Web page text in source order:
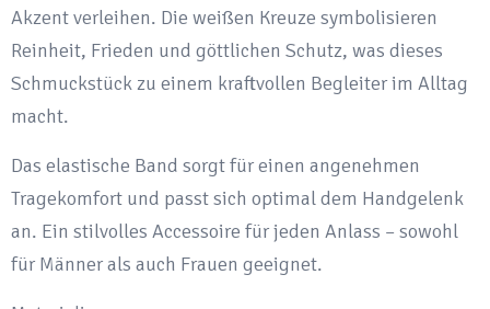
Akzent verleihen. Die weißen Kreuze symbolisieren
Reinheit, Frieden und göttlichen Schutz, was dieses
Schmuckstück zu einem kraftvollen Begleiter im Alltag
macht.
Das elastische Band sorgt für einen angenehmen
Tragekomfort und passt sich optimal dem Handgelenk
an. Ein stilvolles Accessoire für jeden Anlass – sowohl
für Männer als auch Frauen geeignet.